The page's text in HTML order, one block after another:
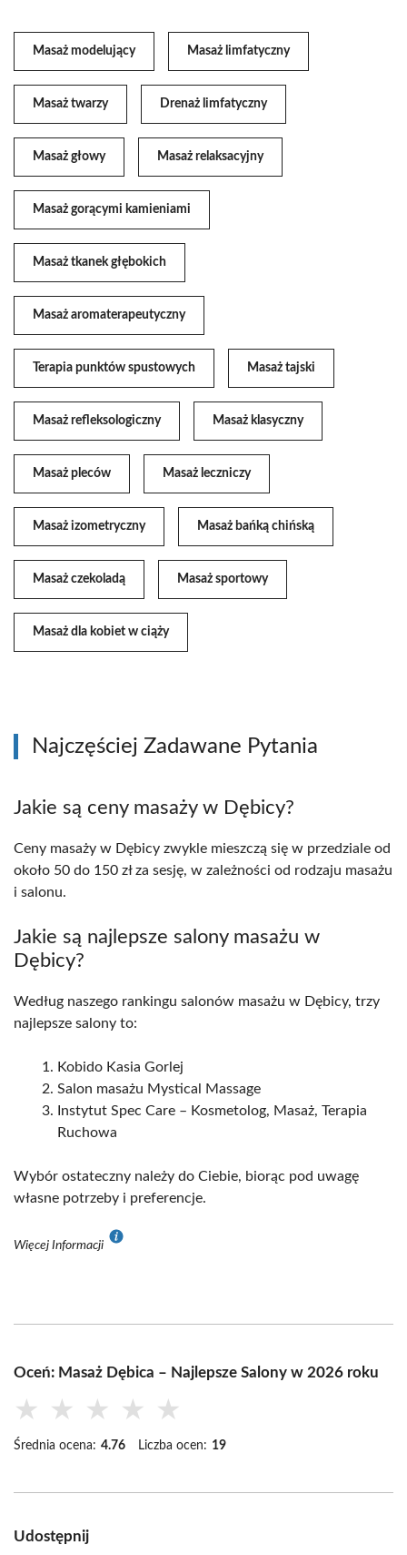
Masaż modelujący Masaż limfatyczny
Masaż twarzy Drenaż limfatyczny
Masaż głowy Masaż relaksacyjny
Masaż gorącymi kamieniami
Masaż tkanek głębokich
Masaż aromaterapeutyczny
Terapia punktów spustowych Masaż tajski
Masaż refleksologiczny Masaż klasyczny
Masaż pleców Masaż leczniczy
Masaż izometryczny Masaż bańką chińską
Masaż czekoladą Masaż sportowy
Masaż dla kobiet w ciąży
Najczęściej Zadawane Pytania
Jakie są ceny masaży w Dębicy?
Ceny masaży w Dębicy zwykle mieszczą się w przedziale od
około 50 do 150 zł za sesję, w zależności od rodzaju masażu
i salonu.
Jakie są najlepsze salony masażu w
Dębicy?
Według naszego rankingu salonów masażu w Dębicy, trzy
najlepsze salony to:
Kobido Kasia Gorlej
Salon masażu Mystical Massage
Instytut Spec Care – Kosmetolog, Masaż, Terapia
Ruchowa
Wybór ostateczny należy do Ciebie, biorąc pod uwagę
własne potrzeby i preferencje.
Więcej Informacji
Oceń: Masaż Dębica – Najlepsze Salony w 2026 roku
★ ★ ★ ★ ★
Średnia ocena: 4.76 Liczba ocen: 19
Udostępnij